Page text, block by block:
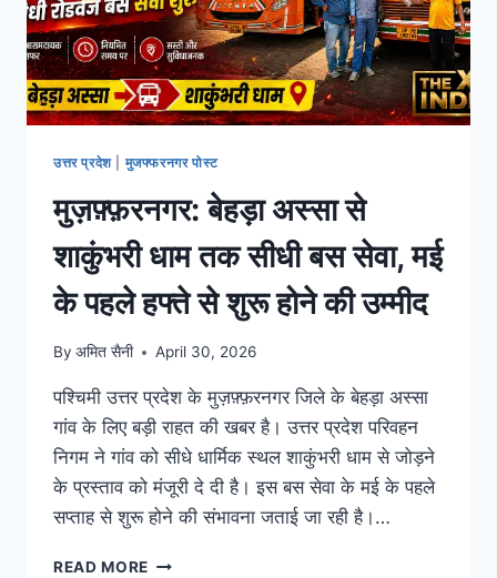
उत्तर प्रदेश| मुजफ्फरनगर पोस्ट
मुज़फ़्फ़रनगर: बेहड़ा अस्सा से
शाकुंभरी धाम तक सीधी बस सेवा, मई
के पहले हफ्ते से शुरू होने की उम्मीद
By अमित सैनी April 30, 2026
पश्चिमी उत्तर प्रदेश के मुज़फ़्फ़रनगर जिले के बेहड़ा अस्सा
गांव के लिए बड़ी राहत की खबर है। उत्तर प्रदेश परिवहन
निगम ने गांव को सीधे धार्मिक स्थल शाकुंभरी धाम से जोड़ने
के प्रस्ताव को मंजूरी दे दी है। इस बस सेवा के मई के पहले
सप्ताह से शुरू होने की संभावना जताई जा रही है।…
READ MORE